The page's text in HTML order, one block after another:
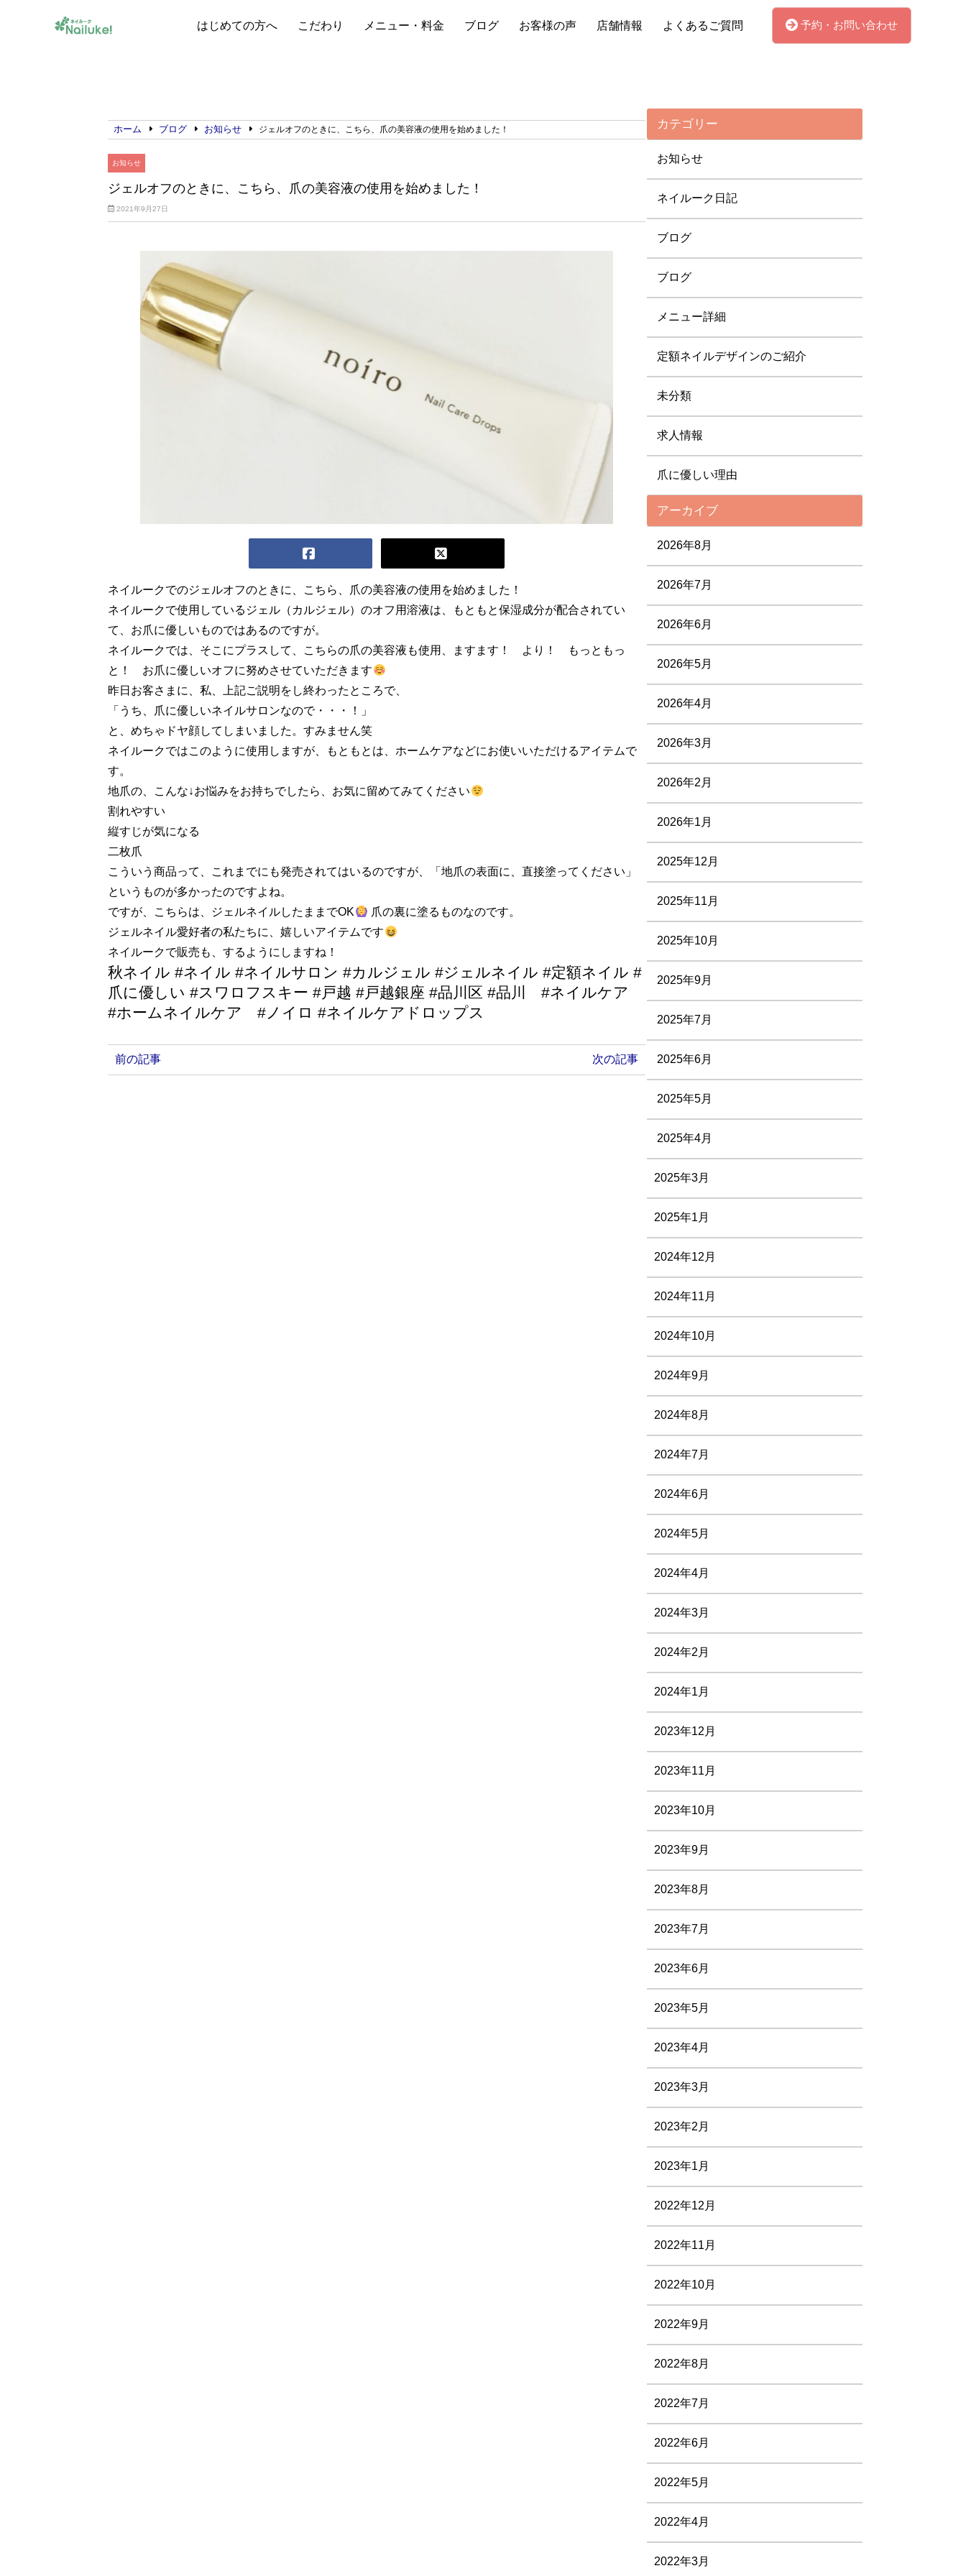
はじめての方へ こだわり メニュー・料金 ブログ お客様の声 店舗情報 よくあるご質問 予約・お問い合わせ
ホーム ブログ お知らせ ジェルオフのときに、こちら、爪の美容液の使用を始めました！
お知らせ
ジェルオフのときに、こちら、爪の美容液の使用を始めました！
2021年9月27日
ネイルークでのジェルオフのときに、こちら、爪の美容液の使用を始めました！
ネイルークで使用しているジェル（カルジェル）のオフ用溶液は、もともと保湿成分が配合されてい
て、お爪に優しいものではあるのですが。
ネイルークでは、そこにプラスして、こちらの爪の美容液も使用、ますます！ より！ もっともっ
と！ お爪に優しいオフに努めさせていただきます
昨日お客さまに、私、上記ご説明をし終わったところで、
「うち、爪に優しいネイルサロンなので・・・！」
と、めちゃドヤ顔してしまいました。すみません笑
ネイルークではこのように使用しますが、もともとは、ホームケアなどにお使いいただけるアイテムで
す。
地爪の、こんな↓お悩みをお持ちでしたら、お気に留めてみてください
割れやすい
縦すじが気になる
二枚爪
こういう商品って、これまでにも発売されてはいるのですが、「地爪の表面に、直接塗ってください」
というものが多かったのですよね。
ですが、こちらは、ジェルネイルしたままでOK
爪の裏に塗るものなのです。
ジェルネイル愛好者の私たちに、嬉しいアイテムです
ネイルークで販売も、するようにしますね！
秋ネイル #ネイル #ネイルサロン #カルジェル #ジェルネイル #定額ネイル #
爪に優しい #スワロフスキー #戸越 #戸越銀座 #品川区 #品川 #ネイルケア
#ホームネイルケア #ノイロ #ネイルケアドロップス
前の記事 次の記事
カテゴリー
お知らせ
ネイルーク日記
ブログ
ブログ
メニュー詳細
定額ネイルデザインのご紹介
未分類
求人情報
爪に優しい理由
アーカイブ
2026年8月
2026年7月
2026年6月
2026年5月
2026年4月
2026年3月
2026年2月
2026年1月
2025年12月
2025年11月
2025年10月
2025年9月
2025年7月
2025年6月
2025年5月
2025年4月
2025年3月
2025年1月
2024年12月
2024年11月
2024年10月
2024年9月
2024年8月
2024年7月
2024年6月
2024年5月
2024年4月
2024年3月
2024年2月
2024年1月
2023年12月
2023年11月
2023年10月
2023年9月
2023年8月
2023年7月
2023年6月
2023年5月
2023年4月
2023年3月
2023年2月
2023年1月
2022年12月
2022年11月
2022年10月
2022年9月
2022年8月
2022年7月
2022年6月
2022年5月
2022年4月
2022年3月